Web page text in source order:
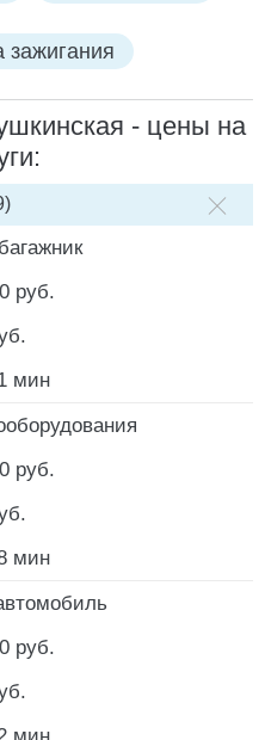
зажигания
- цены на
РАБОТ
руб.
мин
руб.
мин
руб.